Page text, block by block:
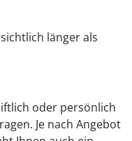
länger als
oder persönlich
Je nach Angebot